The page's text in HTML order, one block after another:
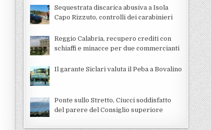
Sequestrata discarica abusiva a Isola
Capo Rizzuto, controlli dei carabinieri
Reggio Calabria, recupero crediti con
schiaffi e minacce per due commercianti
Il garante Siclari valuta il Peba a Bovalino
Ponte sullo Stretto, Ciucci soddisfatto
del parere del Consiglio superiore